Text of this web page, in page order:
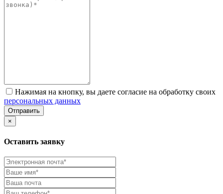
Нажимая на кнопку, вы даете согласие на обработку своих
персональных данных
Отправить
×
Оставить заявку